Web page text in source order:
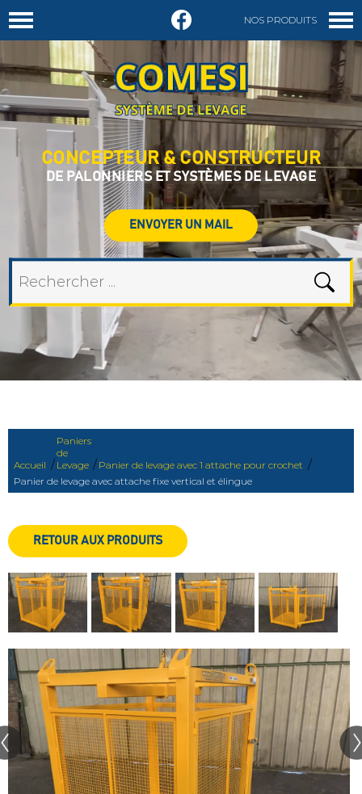
NOS PRODUITS
DEMANDER UN DEVIS
CONCEPTEUR & CONSTRUCTEUR
DE PALONNIERS ET SYSTÈMES DE LEVAGE
ENVOYER UN MAIL
Accueil /
Paniers
de
Levage / Panier de levage avec 1 attache pour crochet /
Panier de levage avec attache fixe vertical et élingue
RETOUR AUX PRODUITS